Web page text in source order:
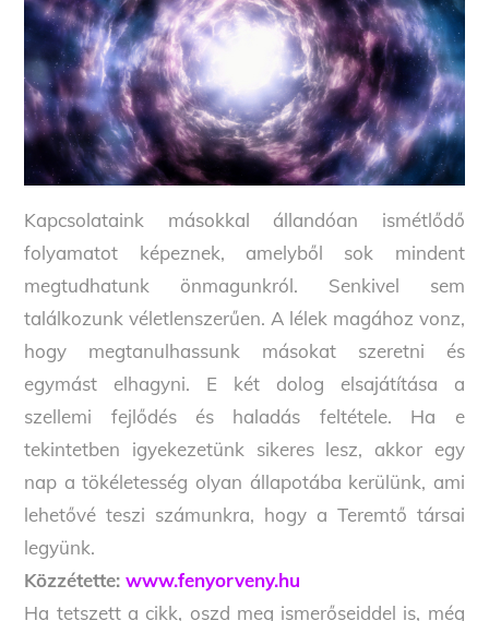
Kapcsolataink másokkal állandóan ismétlődő
folyamatot képeznek, amelyből sok mindent
megtudhatunk önmagunkról. Senkivel sem
találkozunk véletlenszerűen. A lélek magához vonz,
hogy megtanulhassunk másokat szeretni és
egymást elhagyni. E két dolog elsajátítása a
szellemi fejlődés és haladás feltétele. Ha e
tekintetben igyekezetünk sikeres lesz, akkor egy
nap a tökéletesség olyan állapotába kerülünk, ami
lehetővé teszi számunkra, hogy a Teremtő társai
legyünk.
Közzétette:www.fenyorveny.hu
Ha tetszett a cikk, oszd meg ismerőseiddel is, még